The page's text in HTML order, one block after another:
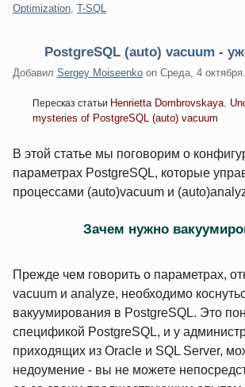
Категории:
Optimization T-SQL
PostgreSQL (auto) vacuum -
Добавил Sergey Moiseenko on Среда, 4
Пересказ статьи Henrietta Dombrovskaya.
mysteries of PostgreSQL (auto) vacuum
В этой статье мы поговорим о
параметрах PostgreSQL, которые
процессами (auto)vacuum и
Зачем нужно
Прежде чем говорить о параметрах,
vacuum и analyze, необходимо
вакуумирования в PostgreSQL. Это
спецификой PostgreSQL, и у
приходящих из Oracle и SQL Server,
недоумение - вы не можете